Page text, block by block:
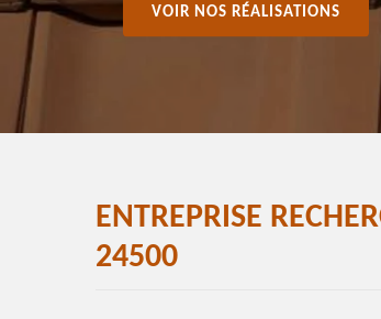
VOIR NOS RÉALISATIONS
ENTREPRISE
24500